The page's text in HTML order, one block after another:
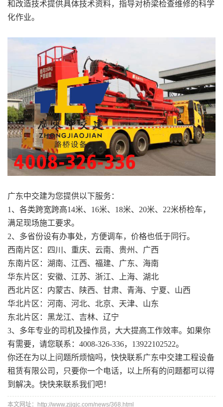
和改造技术提供具体技术资料，指导对桥梁检查维修的科学
化作业。
广东中交建为您提供以下服务：
1、各类跨宽跨高14米、16米、18米、20米、22米桥检车，
满足现场施工要求。
2、多省份设有办事处，方便调车，价格也低于同行。
西南片区：四川、重庆、云南、贵州、广西
东南片区：湖南、江西、福建、广东、海南
华东片区：安徽、江苏、浙江、上海、湖北
西北片区：内蒙古、陕西、甘肃、青海、宁夏、山西
华北片区：河南、河北、北京、天津、山东
东北片区：黑龙江、吉林、辽宁
3、多年专业的司机及操作员，大大提高工作效率。如果你
有需要，请您联系：4008-326-336，13922102522。
你还在为以上问题所烦恼吗，快快联系广东中交建工程设备
租赁有限公司，只要你一个电话，以上所有的问题都可以得
到解决。快快来联系我们吧！
本文网址：http://www.zjjqjc.com/news/368.html